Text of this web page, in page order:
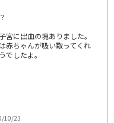
に出血の塊ありました。
赤ちゃんが吸い取ってくれ
でしたよ。
10/23